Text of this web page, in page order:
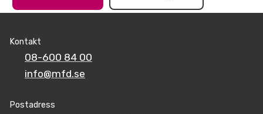
Kontakt
08-600 84 00
info@mfd.se
Postadress